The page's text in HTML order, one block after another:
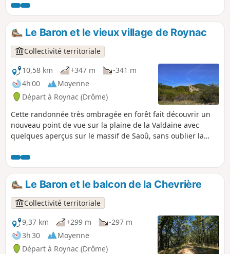
les contreforts du Vercors et du Diois, Roche Colombe, les
Trois Becs, la Montagne de Couspeau, le Nord de la vallée
du Rhône et les monts ardéchois.
Le Baron et le vieux village de Roynac
Collectivité territoriale
10,58 km
+347 m
-341 m
4h 00
Moyenne
Départ à Roynac (Drôme)
Cette randonnée très ombragée en forêt fait découvrir un
nouveau point de vue sur la plaine de la Valdaine avec
quelques aperçus sur le massif de Saoû, sans oublier la
belvédère.
Le Baron et le balcon de la Chevrière
Collectivité territoriale
9,37 km
+299 m
-297 m
3h 30
Moyenne
Départ à Roynac (Drôme)